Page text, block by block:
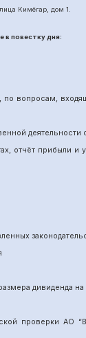
Кимёгар, дом 1.
в повестку дня:
по вопросам,
отчёт прибыли и
дивиденда
проверки АО